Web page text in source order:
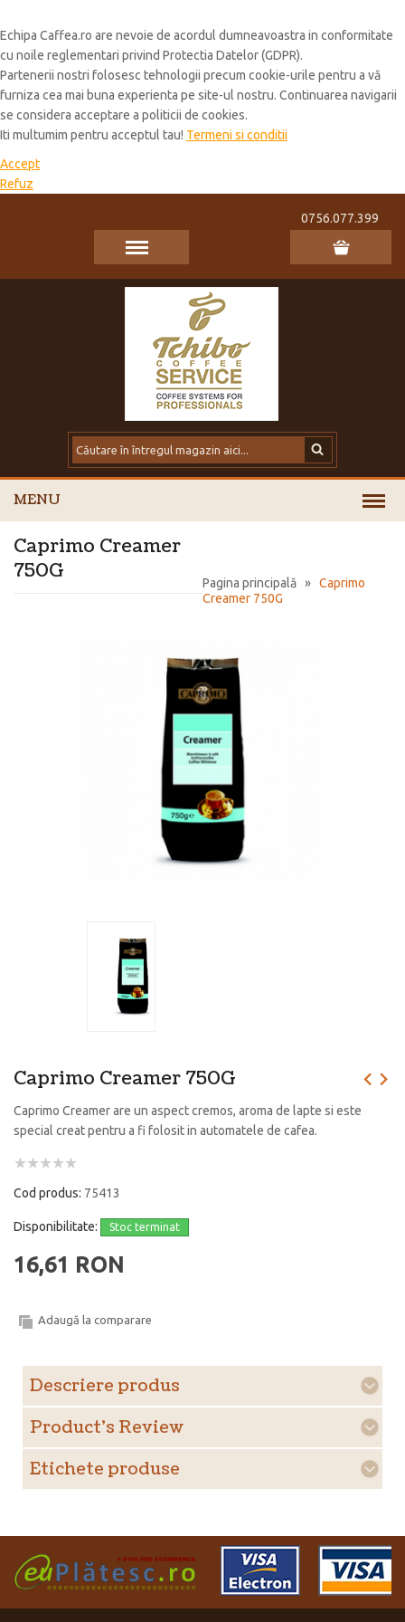
Echipa Caffea.ro are nevoie de acordul dumneavoastra in conformitate
cu noile reglementari privind Protectia Datelor (GDPR).
Partenerii nostri folosesc tehnologii precum cookie-urile pentru a vă
furniza cea mai buna experienta pe site-ul nostru. Continuarea navigarii
se considera acceptare a politicii de cookies.
Iti multumim pentru acceptul tau! Termeni si conditii
Accept
Refuz
0756.077.399
MENU
Pagina principală » Caprimo
Creamer 750G
Caprimo Creamer
750G
Caprimo Creamer 750G
Caprimo Creamer are un aspect cremos, aroma de lapte si este
special creat pentru a fi folosit in automatele de cafea.
Cod produs: 75413
Disponibilitate: Stoc terminat
16,61 RON
Adaugă la comparare
Descriere produs
Product's Review
Etichete produse